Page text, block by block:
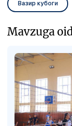
Вазир кубоги
Mavzuga